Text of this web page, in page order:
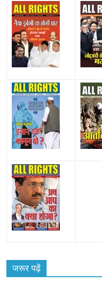
जरूर पढ़ें
प्रथम आगमन पर
बाल्मीकि का किया